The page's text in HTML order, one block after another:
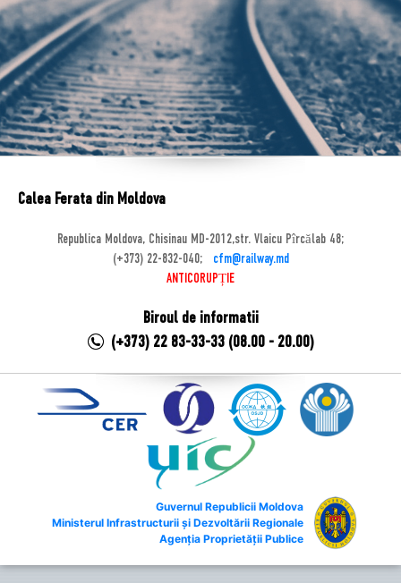
Calea Ferata din Moldova
Republica Moldova, Chisinau MD-2012,str. Vlaicu Pîrcălab 48;
(+373) 22-832-040;
cfm@railway.md
ANTICORUPȚIE
Biroul de informatii
(+373) 22 83-33-33 (08.00 - 20.00)
Guvernul Republicii Moldova
Ministerul Infrastructurii și Dezvoltării Regionale
Agenția Proprietății Publice